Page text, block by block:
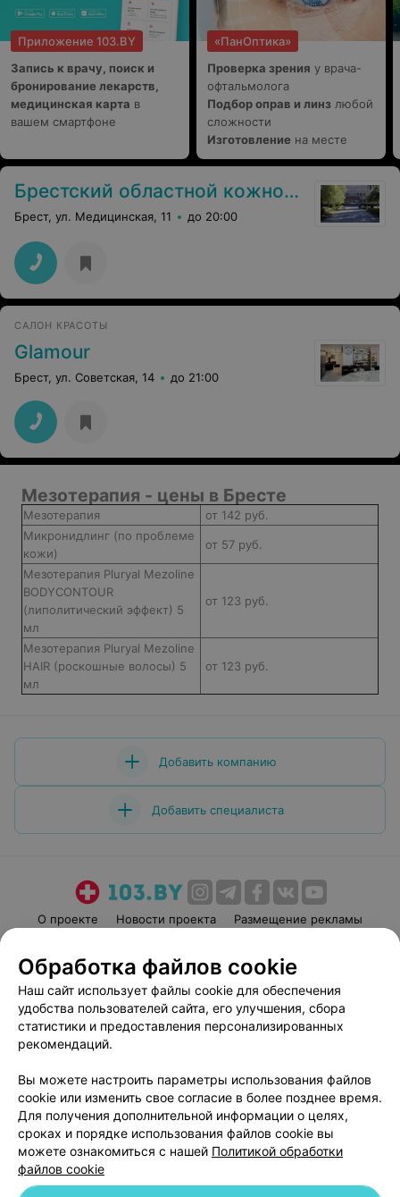
Приложение 103.BY
Запись к врачу, поиск и
бронирование лекарств,
медицинская карта в
вашем смартфоне
«ПанОптика»
Проверка зрения у врача-
офтальмолога
Подбор оправ и линз любой
сложности
Изготовление на месте
Брестский областной кожно-венерологический диспансер
Брест, ул. Медицинская, 11 до 20:00
САЛОН КРАСОТЫ
Glamour
Брест, ул. Советская, 14 до 21:00
Мезотерапия - цены в Бресте
Мезотерапия
от 142 руб.
Микронидлинг (по проблеме
кожи)
от 57 руб.
Мезотерапия Pluryal Mezoline
BODYCONTOUR
(липолитический эффект) 5
мл
от 123 руб.
Мезотерапия Pluryal Mezoline
HAIR (роскошные волосы) 5
мл
от 123 руб.
Добавить компанию
Добавить специалиста
О проекте Новости проекта
Размещение рекламы
Пользовательское соглашение
Способы оплаты
Вакансии
Партнеры
Написать руководителю 103.by
Обработка персональных данных
Обработка файлов cookie
Наш сайт использует файлы cookie для обеспечения
удобства пользователей сайта, его улучшения, сбора
статистики и предоставления персонализированных
рекомендаций.
Вы можете настроить параметры использования файлов
cookie или изменить свое согласие в более позднее время.
Для получения дополнительной информации о целях,
сроках и порядке использования файлов cookie вы
можете ознакомиться с нашей Политикой обработки
файлов cookie